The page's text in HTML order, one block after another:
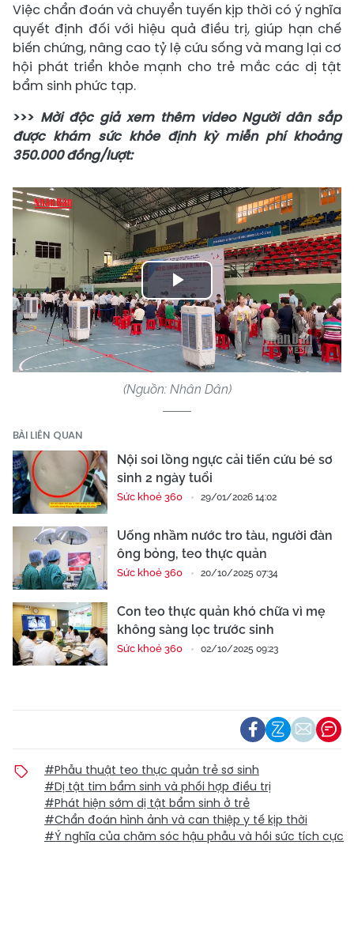
Việc chẩn đoán và chuyển tuyến kịp thời có ý nghĩa
quyết định đối với hiệu quả điều trị, giúp hạn chế
biến chứng, nâng cao tỷ lệ cứu sống và mang lại cơ
hội phát triển khỏe mạnh cho trẻ mắc các dị tật
bẩm sinh phức tạp.
>>> Mời độc giả xem thêm video Người dân sắp
được khám sức khỏe định kỳ miễn phí khoảng
350.000 đồng/lượt:
Play
Video
(Nguồn: Nhân Dân)
BÀI LIÊN QUAN
Nội soi lồng ngực cải tiến cứu bé sơ
sinh 2 ngày tuổi
Sức khoẻ 360 29/01/2026 14:02
Uống nhầm nước tro tàu, người đàn
ông bỏng, teo thực quản
Sức khoẻ 360 20/10/2025 07:34
Con teo thực quản khó chữa vì mẹ
không sàng lọc trước sinh
Sức khoẻ 360 02/10/2025 09:23
#Phẫu thuật teo thực quản trẻ sơ sinh
#Dị tật tim bẩm sinh và phối hợp điều trị
#Phát hiện sớm dị tật bẩm sinh ở trẻ
#Chẩn đoán hình ảnh và can thiệp y tế kịp thời
#Ý nghĩa của chăm sóc hậu phẫu và hồi sức tích cực